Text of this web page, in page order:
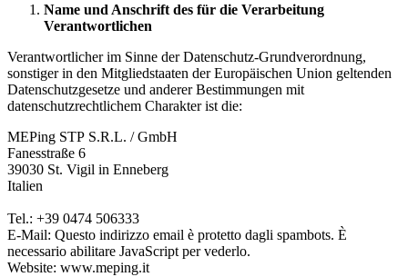
Name und Anschrift des für die Verarbeitung
Verantwortlichen
Verantwortlicher im Sinne der Datenschutz-Grundverordnung,
sonstiger in den Mitgliedstaaten der Europäischen Union geltenden
Datenschutzgesetze und anderer Bestimmungen mit
datenschutzrechtlichem Charakter ist die:
MEPing STP S.R.L. / GmbH
Fanesstraße 6
39030 St. Vigil in Enneberg
Italien
Tel.: +39 0474 506333
E-Mail: Questo indirizzo email è protetto dagli spambots. È
necessario abilitare JavaScript per vederlo.
Website: www.meping.it